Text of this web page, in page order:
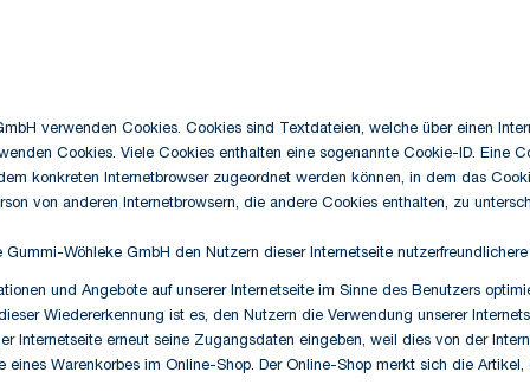
verwenden Cookies. Cookies sind Textdateien, welche über einen
Cookies. Viele Cookies enthalten eine sogenannte Cookie-ID. Eine
konkreten Internetbrowser zugeordnet werden können, in dem das
von anderen Internetbrowsern, die andere Cookies enthalten, zu
Wöhleke GmbH den Nutzern dieser Internetseite
und Angebote auf unserer Internetseite im Sinne des Benutzers
Wiedererkennung ist es, den Nutzern die Verwendung unserer
Internetseite erneut seine Zugangsdaten eingeben, weil dies von der
Warenkorbes im Online-Shop. Der Online-Shop merkt sich die